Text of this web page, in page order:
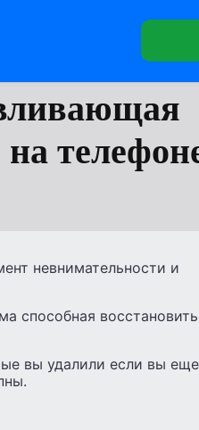
невнимательности и
способная восстановить
вы удалили если вы